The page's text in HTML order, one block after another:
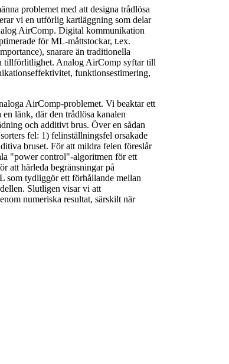
problemet med att designa trådlösa
vi en utförlig kartläggning som delar
AirComp. Digital kommunikation
för ML-måttstockar, t.ex.
snarare än traditionella
tillförlitlighet. Analog AirComp syftar till
funktionsestimering,
AirComp-problemet. Vi beaktar ett
länk, där den trådlösa kanalen
och additivt brus. Över en sådan
fel: 1) felinställningsfel orsakade
bruset. För att mildra felen föreslår
"power control"-algoritmen för ett
att härleda begränsningar på
som tydliggör ett förhållande mellan
Slutligen visar vi att
numeriska resultat, särskilt när